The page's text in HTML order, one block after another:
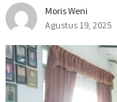
Moris Weni
Agustus 19, 2025